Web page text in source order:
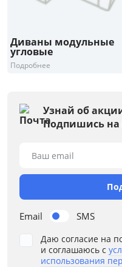
Жесткость
Конфигурация
Наполнение
Ортопедическое
Подлокотники
Расположение
Диваны модульные
угловые
Подробнее
Узнай об
Подпишись на
Email SMS
Ваш email
Даю согласие на
и соглашаюсь с
использования